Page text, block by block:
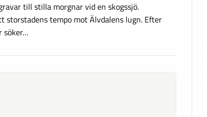
till stilla morgnar vid en skogssjö.
storstadens tempo mot Älvdalens lugn. Efter
söker…